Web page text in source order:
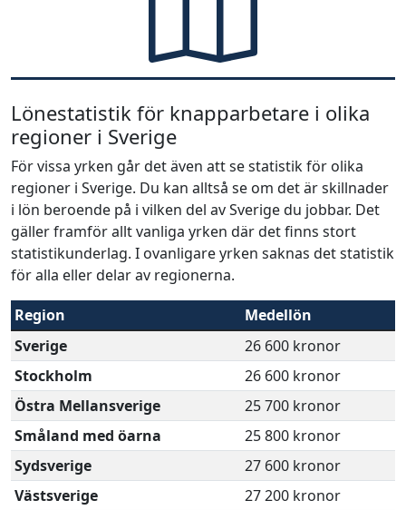
Lönestatistik för knapparbetare i olika
regioner i Sverige
För vissa yrken går det även att se statistik för olika
regioner i Sverige. Du kan alltså se om det är skillnader
i lön beroende på i vilken del av Sverige du jobbar. Det
gäller framför allt vanliga yrken där det finns stort
statistikunderlag. I ovanligare yrken saknas det statistik
för alla eller delar av regionerna.
Region
Medellön
Sverige
26 600 kronor
Stockholm
26 600 kronor
Östra Mellansverige
25 700 kronor
Småland med öarna
25 800 kronor
Sydsverige
27 600 kronor
Västsverige
27 200 kronor